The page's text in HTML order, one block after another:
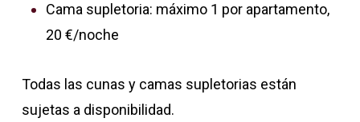
Cama supletoria: máximo 1 por apartamento,
20 €/noche
Todas las cunas y camas supletorias están
sujetas a disponibilidad.